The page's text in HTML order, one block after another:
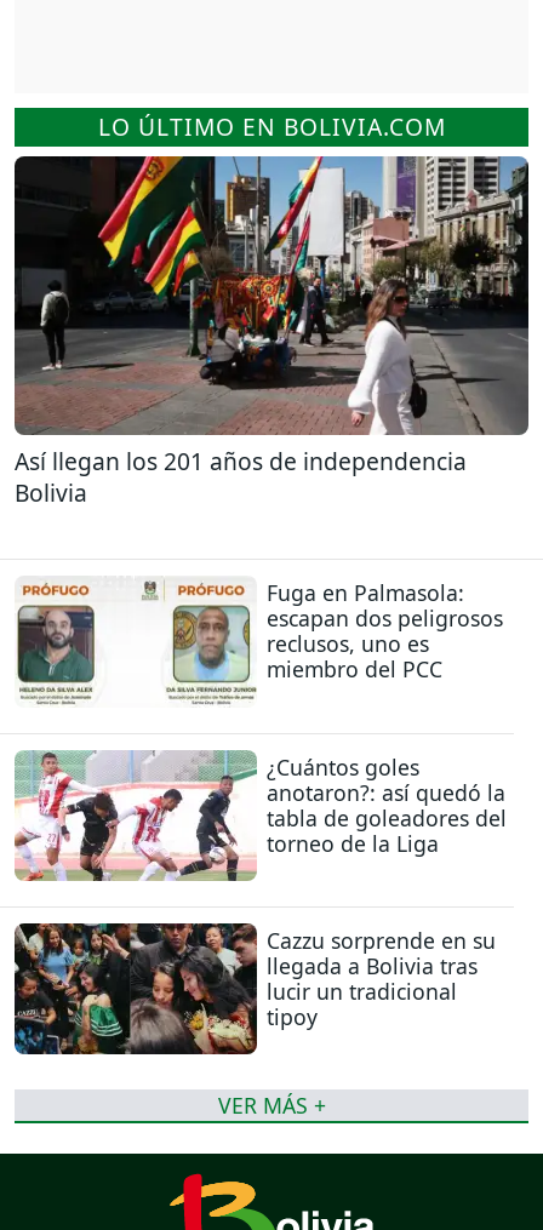
LO ÚLTIMO EN BOLIVIA.COM
Así llegan los 201 años de independencia
Bolivia
Fuga en Palmasola:
escapan dos peligrosos
reclusos, uno es
miembro del PCC
¿Cuántos goles
anotaron?: así quedó la
tabla de goleadores del
torneo de la Liga
Cazzu sorprende en su
llegada a Bolivia tras
lucir un tradicional
tipoy
VER MÁS +